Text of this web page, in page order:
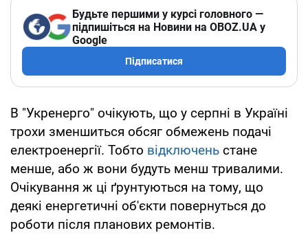
Будьте першими у курсі головного —
підпишіться на Новини на OBOZ.UA у
Google
Підписатися
В "Укренерго" очікують, що у серпні в Україні
трохи зменшиться обсяг обмежень подачі
електроенергії. Тобто відключень стане
менше, або ж вони будуть менш тривалими.
Очікування ж ці ґрунтуються на тому, що
деякі енергетичні об'єкти повернуться до
роботи після планових ремонтів.